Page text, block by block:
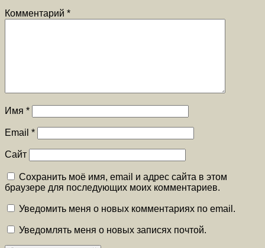
Комментарий *
Имя *
Email *
Сайт
Сохранить моё имя, email и адрес сайта в этом
браузере для последующих моих комментариев.
Уведомить меня о новых комментариях по email.
Уведомлять меня о новых записях почтой.